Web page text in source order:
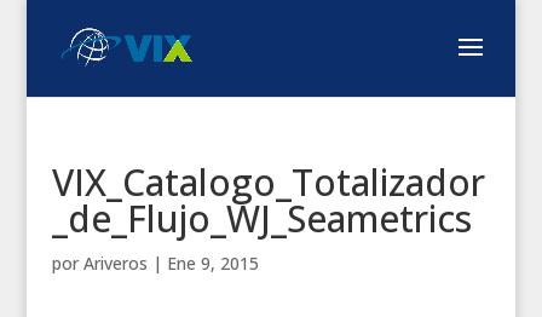
VIX_Catalogo_Totalizador
_de_Flujo_WJ_Seametrics
por Ariveros | Ene 9, 2015